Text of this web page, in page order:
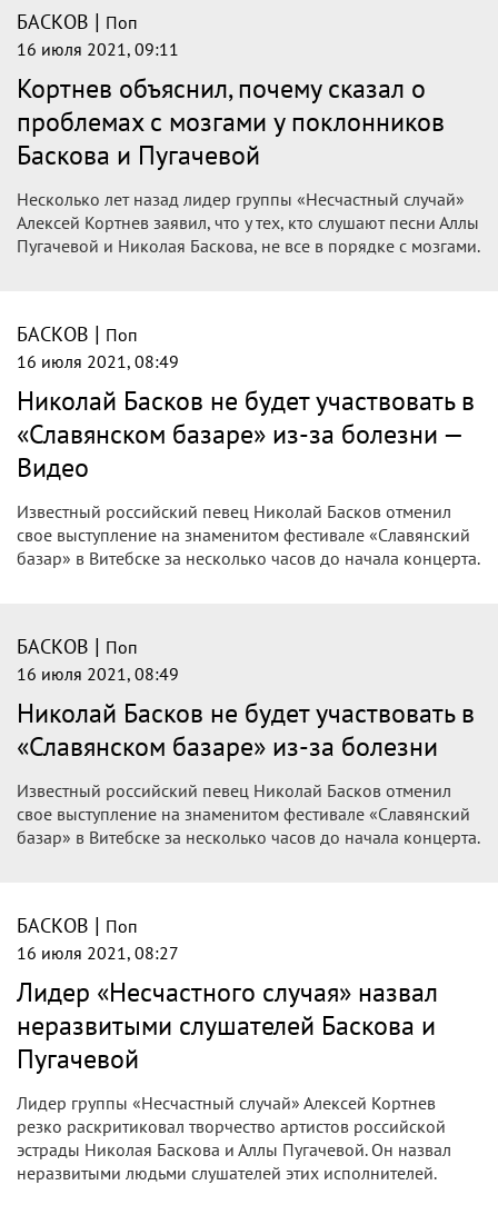
Аллы Пугачевой и Николая Баскова. Он подчеркнул,
что нужно слушать качественную музыку, а не то,
что предлагают радиостанции.
БАСКОВ|Поп
16 июля 2021, 10:00
Самочувствие Николая Баскова резко
ухудшилось
БАСКОВ|Поп
16 июля 2021, 09:46
Кортнев назвал слушателей Пугачёвой
и Баскова неразвитыми
Лидер группы "Несчастный случай" Алексей Кортнев
раскритиковал творчество артистов российской
БАСКОВ|Поп
16 июля 2021, 09:11
Кортнев объяснил, почему сказал о
проблемах с мозгами у поклонников
Баскова и Пугачевой
Пугачевой и Николая Баскова, не все в порядке с мозгами.
БАСКОВ| Поп
16 июля 2021, 08:49
Николай Басков не будет участвовать в
«Славянском базаре» из-за болезни —
Видео